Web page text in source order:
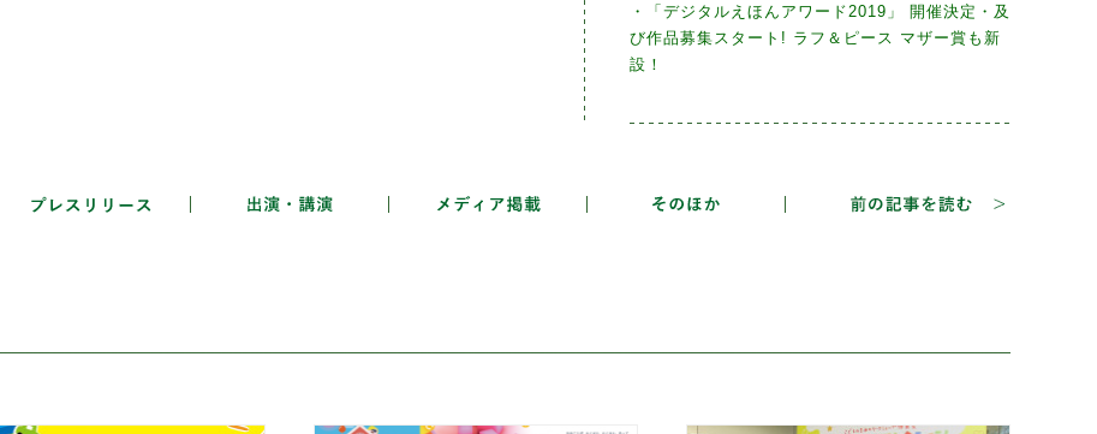
・「デジタルえほんアワード2019」 開催決定・及
び作品募集スタート! ラフ＆ピース マザー賞も新
設！